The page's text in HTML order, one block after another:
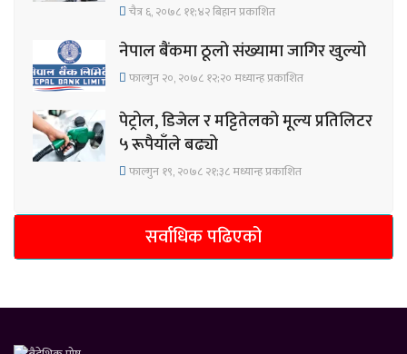
चैत्र ६, २०७८ ११;४२ बिहान प्रकाशित
नेपाल बैंकमा ठूलो संख्यामा जागिर खुल्यो
फाल्गुन २०, २०७८ १२;२० मध्यान्ह प्रकाशित
पेट्रोल, डिजेल र मट्टितेलको मूल्य प्रतिलिटर
५ रूपैयाँले बढ्यो
फाल्गुन १९, २०७८ २१;३८ मध्यान्ह प्रकाशित
सर्वाधिक पढिएको